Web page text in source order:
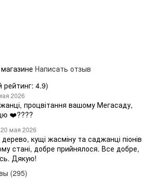
Написать отзыв
рейтинг: 4.9)
2026
процвітання вашому Мегасаду,
❤️????
20 мая 2026
кущі жасміну та саджанці піонів
стані, добре прийнялося. Все добре,
Дякую!
(295)